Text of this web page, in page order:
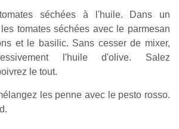
séchées à l'huile. Dans un
tomates séchées avec le parmesan
et le basilic. Sans cesser de mixer,
l'huile d'olive. Salez
le tout.
les penne avec le pesto rosso.